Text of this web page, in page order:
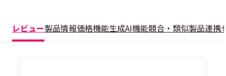
レビュー製品情報価格機能生成AI機能競合・類似製品連携